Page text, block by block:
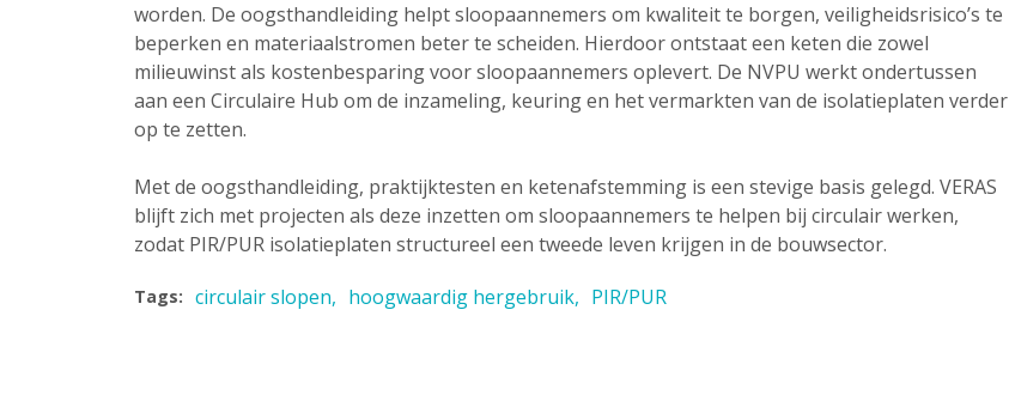
worden. De oogsthandleiding helpt sloopaannemers om kwaliteit te borgen, veiligheidsrisico’s te
beperken en materiaalstromen beter te scheiden. Hierdoor ontstaat een keten die zowel
milieuwinst als kostenbesparing voor sloopaannemers oplevert. De NVPU werkt ondertussen
aan een Circulaire Hub om de inzameling, keuring en het vermarkten van de isolatieplaten verder
op te zetten.
Met de oogsthandleiding, praktijktesten en ketenafstemming is een stevige basis gelegd. VERAS
blijft zich met projecten als deze inzetten om sloopaannemers te helpen bij circulair werken,
zodat PIR/PUR isolatieplaten structureel een tweede leven krijgen in de bouwsector.
Tags: circulair slopen hoogwaardig hergebruik PIR/PUR